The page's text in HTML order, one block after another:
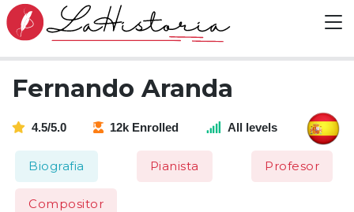
Fernando Aranda
4.5/5.0 12k Enrolled All levels
Biografia Pianista Profesor
Compositor